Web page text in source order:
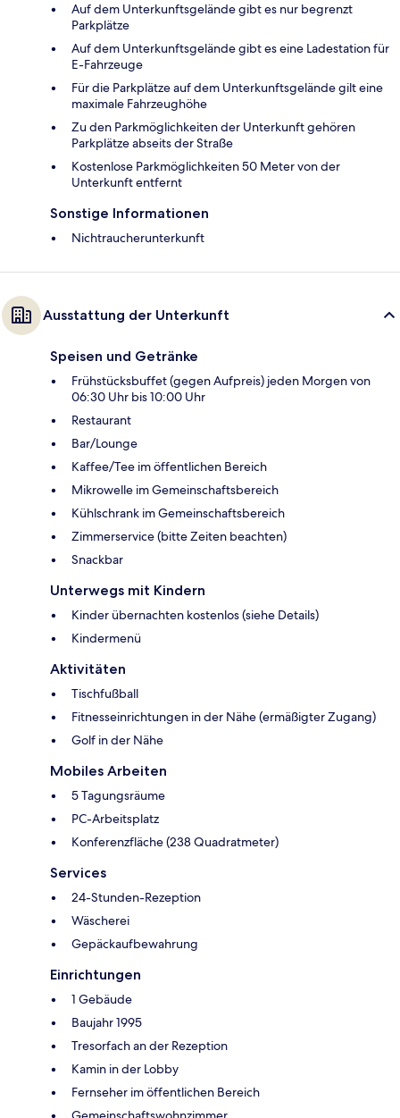
Auf dem Unterkunftsgelände gibt es nur begrenzt
Parkplätze
Auf dem Unterkunftsgelände gibt es eine Ladestation für
E-Fahrzeuge
Für die Parkplätze auf dem Unterkunftsgelände gilt eine
maximale Fahrzeughöhe
Zu den Parkmöglichkeiten der Unterkunft gehören
Parkplätze abseits der Straße
Kostenlose Parkmöglichkeiten 50 Meter von der
Unterkunft entfernt
Sonstige Informationen
Nichtraucherunterkunft
Ausstattung der Unterkunft
Speisen und Getränke
Frühstücksbuffet (gegen Aufpreis) jeden Morgen von
06:30 Uhr bis 10:00 Uhr
Restaurant
Bar/Lounge
Kaffee/Tee im öffentlichen Bereich
Mikrowelle im Gemeinschaftsbereich
Kühlschrank im Gemeinschaftsbereich
Zimmerservice (bitte Zeiten beachten)
Snackbar
Unterwegs mit Kindern
Kinder übernachten kostenlos (siehe Details)
Kindermenü
Aktivitäten
Tischfußball
Fitnesseinrichtungen in der Nähe (ermäßigter Zugang)
Golf in der Nähe
Mobiles Arbeiten
5 Tagungsräume
PC-Arbeitsplatz
Konferenzfläche (238 Quadratmeter)
Services
24-Stunden-Rezeption
Wäscherei
Gepäckaufbewahrung
Einrichtungen
1 Gebäude
Baujahr 1995
Tresorfach an der Rezeption
Kamin in der Lobby
Fernseher im öffentlichen Bereich